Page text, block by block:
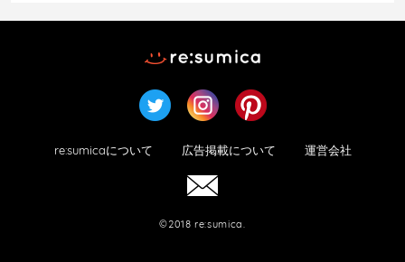
re:sumicaについて 広告掲載について 運営会社
©2018 re:sumica.